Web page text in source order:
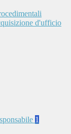
d'ufficio
1